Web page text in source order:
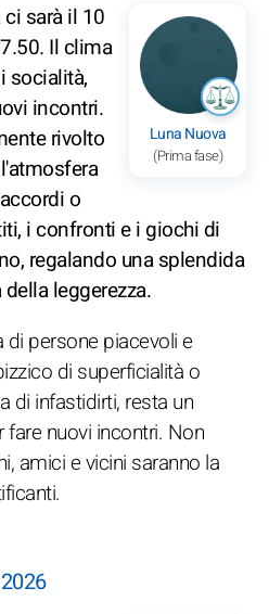
Luna Nuova
(Prima fase)
ci sarà il 10
Il clima
socialità,
incontri.
rivolto
o
i confronti e i giochi di
regalando una splendida
leggerezza.
persone piacevoli e
di superficialità o
di infastidirti, resta un
nuovi incontri. Non
amici e vicini saranno la